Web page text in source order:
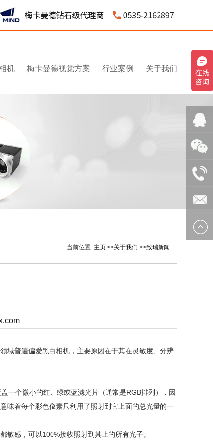
机 梅卡曼德视觉方案 行业案例 关于我们
当前位置 :主页 >>关于我们 >>致瑞新闻
域普遍偏爱黑白相机，主要原因在于其在‌灵敏度、分辨
一个微小的红、绿或蓝滤光片（通常是RGB排列），因
味着‌每个彩色像素只利用了照射到它上面的总光量的一
敏感，可以‌100%接收照射到其上的所有光子‌。
QQ客
服：
微信：
电话：
0535-
邮箱：